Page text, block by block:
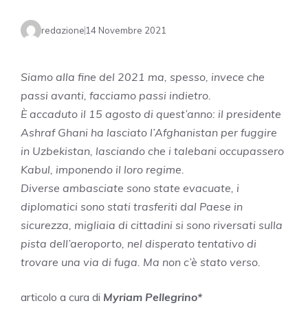
redazione 14 Novembre 2021
Siamo alla fine del 2021 ma, spesso, invece che
passi avanti, facciamo passi indietro.
È accaduto il 15 agosto di quest’anno: il presidente
Ashraf Ghani ha lasciato l’Afghanistan per fuggire
in Uzbekistan, lasciando che i talebani occupassero
Kabul, imponendo il loro regime.
Diverse ambasciate sono state evacuate, i
diplomatici sono stati trasferiti dal Paese in
sicurezza, migliaia di cittadini si sono riversati sulla
pista dell’aeroporto, nel disperato tentativo di
trovare una via di fuga. Ma non c’è stato verso.
articolo a cura di Myriam Pellegrino*